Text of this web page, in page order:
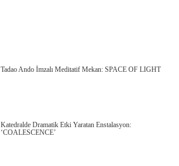
Tadao Ando İmzalı Meditatif Mekan: SPACE OF LIGHT
Katedralde Dramatik Etki Yaratan Enstalasyon:
‘COALESCENCE’